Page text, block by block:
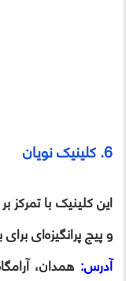
6. کلینیک نویان
این کلینیک با
و پیج پرانگیزه‌ای برای
آدرس: همدان،